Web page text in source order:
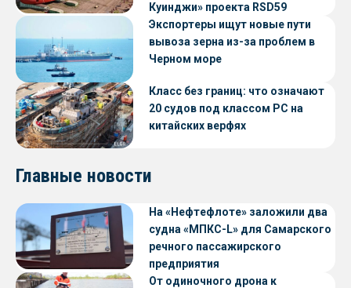
Куинджи» проекта RSD59
Экспортеры ищут новые пути
вывоза зерна из-за проблем в
Черном море
Класс без границ: что означают
20 судов под классом РС на
китайских верфях
Главные новости
На «Нефтефлоте» заложили два
судна «МПКС-L» для Самарского
речного пассажирского
предприятия
От одиночного дрона к